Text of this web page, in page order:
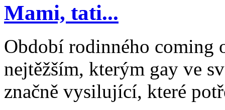
Mami, tati...
Období rodinného coming
nejtěžším, kterým gay ve
značně vysilující, které